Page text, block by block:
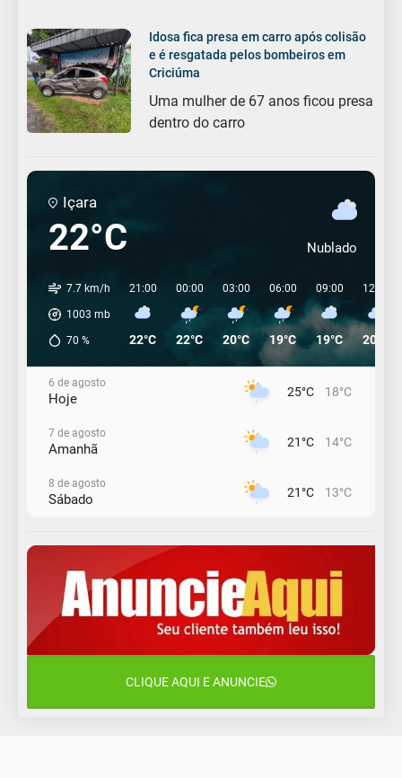
Idosa fica presa em carro após colisão
e é resgatada pelos bombeiros em
Criciúma
Uma mulher de 67 anos ficou presa
dentro do carro
Içara
22°C Nublado
7.7 km/h
1003 mb
70 %
21:00
22°C
00:00
22°C
03:00
20°C
06:00
19°C
09:00
19°C
12:00
20°C
6 de agosto
Hoje 25°C 18°C
7 de agosto
Amanhã 21°C 14°C
8 de agosto
Sábado 21°C 13°C
Domingo 16°C 13°C
10 de agosto
Segunda-Feira
CLIQUE AQUI E ANUNCIE